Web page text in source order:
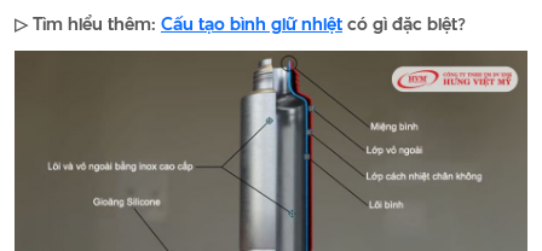
▷ Tìm hiểu thêm: Cấu tạo bình giữ nhiệtcó gì đặc biệt?